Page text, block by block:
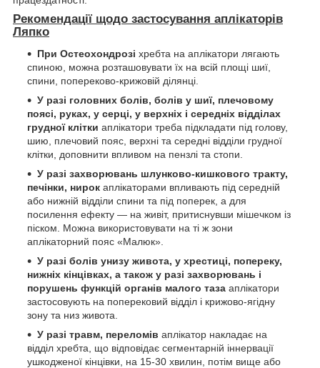
Рекомендації щодо застосування аплікаторів
Ляпко
При Остеохондрозі хребта на аплікатори лягають
спиною, можна розташовувати їх на всій площі шиї,
спини, попереково-крижовій ділянці.
У разі головних болів, болів у шиї, плечовому
поясі, руках, у серці, у верхніх і середніх відділах
грудної клітки аплікатори треба підкладати під голову,
шию, плечовий пояс, верхні та середні відділи грудної
клітки, доповнити впливом на пензлі та стопи.
У разі захворювань шлунково-кишкового тракту,
печінки, нирок аплікаторами впливають під середній
або нижній відділи спини та під поперек, а для
посилення ефекту — на живіт, притиснувши мішечком із
піском. Можна використовувати на ті ж зони
аплікаторний пояс «Малюк».
У разі болів унизу живота, у хрестиці, попереку,
нижніх кінцівках, а також у разі захворювань і
порушень функцій органів малого таза аплікатори
застосовують на поперековий відділ і крижово-ягідну
зону та низ живота.
У разі травм, переломів аплікатор накладає на
відділ хребта, що відповідає сегментарній іннервації
ушкодженої кінцівки, на 15-30 хвилин, потім вище або